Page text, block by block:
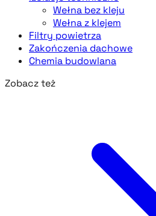
Wełna bez kleju
Wełna z klejem
Filtry powietrza
Zakończenia dachowe
Chemia budowlana
Zobacz też